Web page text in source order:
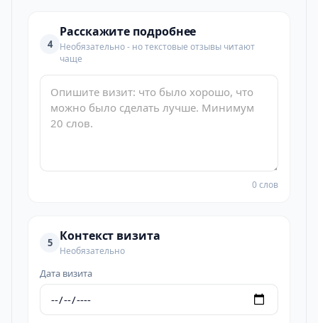
4
Расскажите подробнее
Необязательно - но текстовые отзывы читают
чаще
0 слов
5 Контекст визита
Необязательно
Дата визита